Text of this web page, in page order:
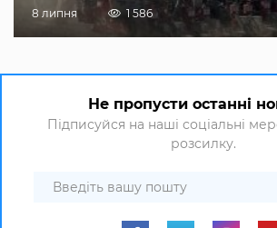
8 липня 1 586
Не пропусти останні
Підписуйся на наші соціальні
розсилку.